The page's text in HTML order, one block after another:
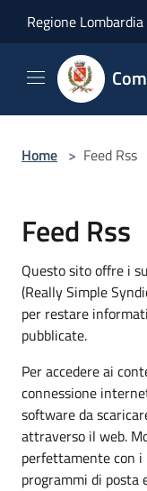
Regione Lombardia
Home > Feed Rss
Feed Rss
Questo sito offre i
(Really Simple
per restare
pubblicate.
Per accedere ai
connessione
software da
attraverso il web.
perfettamente con
programmi di posta